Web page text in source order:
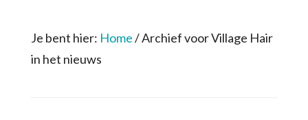
Je bent hier: Home/Archief voor Village Hair
in het nieuws